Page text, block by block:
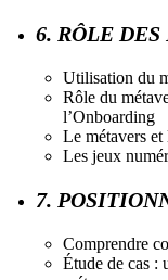
6. RÔLE
Utilisation du
Rôle du
l’Onboarding
Le métavers
Les jeux
7.
Comprendre
Étude de cas :